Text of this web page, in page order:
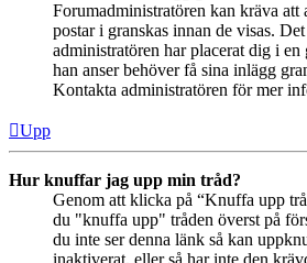
Forumadministratören kan kräva
postar i granskas innan de visas.
administratören har placerat dig i en
han anser behöver få sina inlägg
Kontakta administratören för mer
Upp
Hur knuffar jag upp min tråd?
Genom att klicka på “Knuffa upp
du "knuffa upp" tråden överst på
du inte ser denna länk så kan